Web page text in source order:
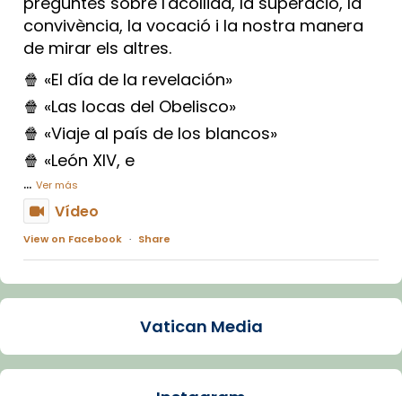
convivència, la vocació i la nostra manera
de mirar els altres.
🍿 «El día de la revelación»
🍿 «Las locas del Obelisco»
🍿 «Viaje al país de los blancos»
🍿 «León XIV, e
... Ver más
Vídeo
View on Facebook · Share
Arquebisbat de Barcelona
La Carmina va patir depressió. Fa gairebé
dos mesos, a l'Estadi Lluís Companys, la
Vatican Media